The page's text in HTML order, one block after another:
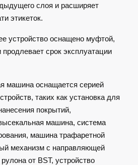
слоя и расширяет
этикеток.
устройство оснащено муфтой,
срок эксплуатации
машина оснащается серией
таких как установка для
покрытий,
машина, система
машина трафаретной
механизм с направляющей
от BST, устройство